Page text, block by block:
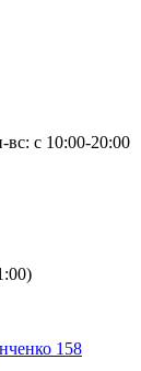
вс: с 10:00-20:00
158